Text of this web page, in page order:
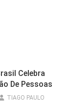
Celebra
De Pessoas
TIAGO PAULO